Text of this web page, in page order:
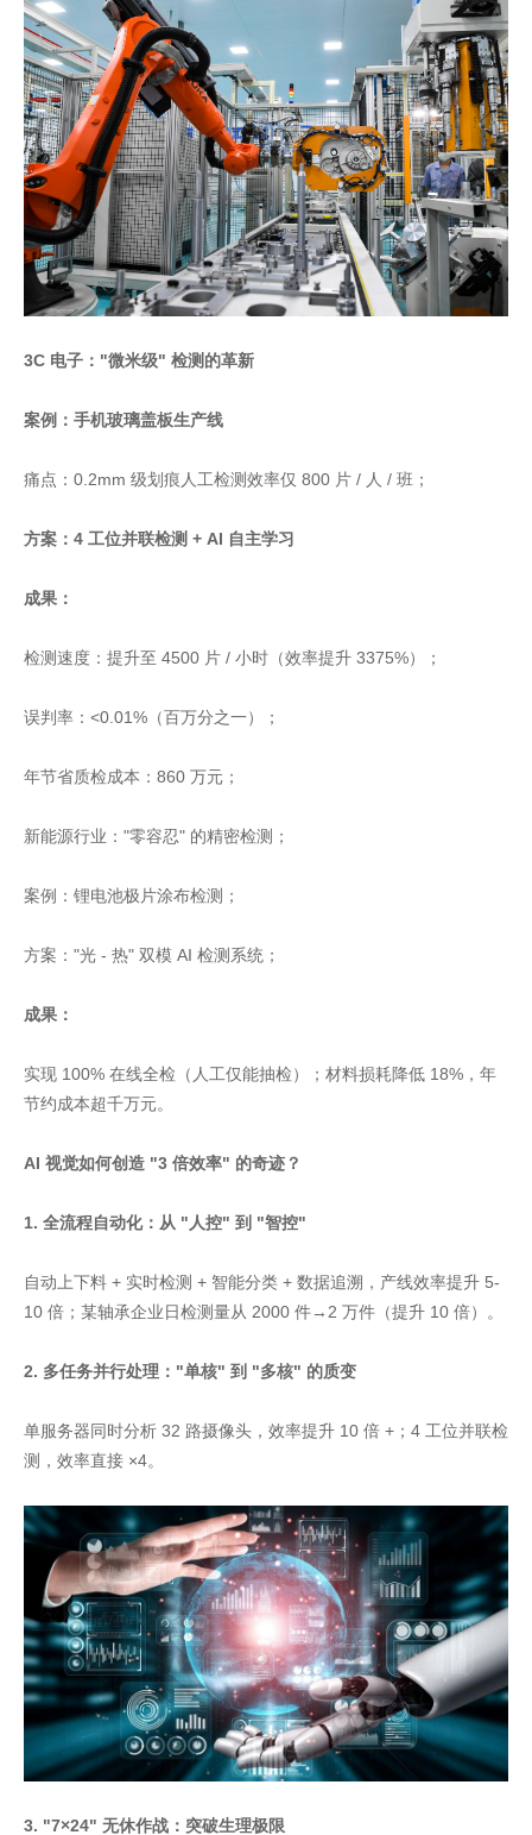
3C 电子："微米级" 检测的革新
案例：手机玻璃盖板生产线
痛点：0.2mm 级划痕人工检测效率仅 800 片 / 人 / 班；
方案：4 工位并联检测 + AI 自主学习
成果：
检测速度：提升至 4500 片 / 小时（效率提升 3375%）；
误判率：<0.01%（百万分之一）；
年节省质检成本：860 万元；
新能源行业："零容忍" 的精密检测；
案例：锂电池极片涂布检测；
方案："光 - 热" 双模 AI 检测系统；
成果：
实现 100% 在线全检（人工仅能抽检）；材料损耗降低 18%，年
节约成本超千万元。
AI 视觉如何创造 "3 倍效率" 的奇迹？
1. 全流程自动化：从 "人控" 到 "智控"
自动上下料 + 实时检测 + 智能分类 + 数据追溯，产线效率提升 5-
10 倍；某轴承企业日检测量从 2000 件→2 万件（提升 10 倍）。
2. 多任务并行处理："单核" 到 "多核" 的质变
单服务器同时分析 32 路摄像头，效率提升 10 倍 +；4 工位并联检
测，效率直接 ×4。
3. "7×24" 无休作战：突破生理极限